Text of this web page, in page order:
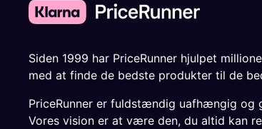
Siden 1999 har PriceRunner hjulpet
med at finde de bedste produkter til de
PriceRunner er fuldstændig uafhængig og
Vores vision er at være den, du altid kan